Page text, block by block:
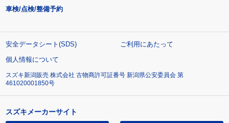
車検/点検/整備予約
安全データシート(SDS)
ご利用にあたって
個人情報について
スズキ新潟販売 株式会社 古物商許可証番号 新潟県公安委員会 第
461020001850号
スズキメーカーサイト